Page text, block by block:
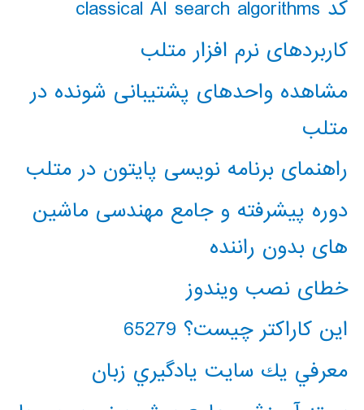
کد classical AI search algorithms
کاربردهای نرم افزار متلب
مشاهده واحدهای پشتیبانی شونده در
متلب
راهنمای برنامه نویسی پایتون در متلب
دوره پیشرفته و جامع مهندسی ماشین
های بدون راننده
خطای نصب ویندوز
این کاراکتر چیست؟ 65279
معرفي يك سايت يادگيري زبان